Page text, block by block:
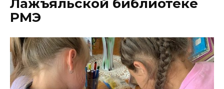
Лажъяльской библиотеке
РМЭ